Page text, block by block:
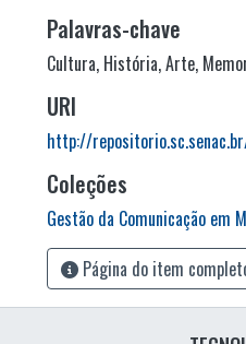
Palavras-chave
Cultura, História,Arte,
URI
http://
Coleções
Gestão da Comunicação em
Página do item